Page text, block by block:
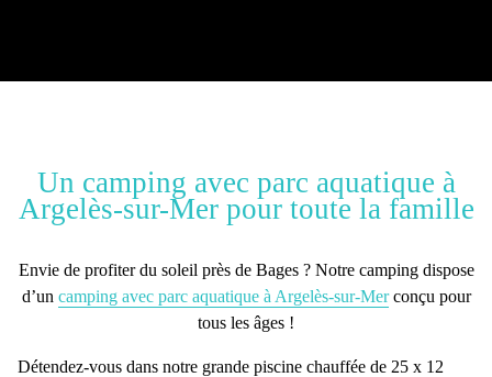
Un camping avec parc aquatique à
Argelès-sur-Mer pour toute la famille
Envie de profiter du soleil près de Bages ? Notre camping dispose
d’un camping avec parc aquatique à Argelès-sur-Merconçu pour
tous les âges !
Détendez-vous dans notre grande piscine chauffée de 25 x 12